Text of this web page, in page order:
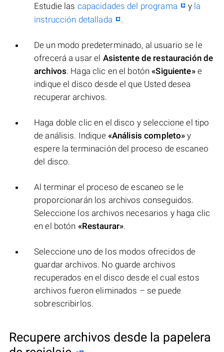
Estudie las capacidades del programa y la
instrucción detallada
.
De un modo predeterminado, al usuario se le
ofrecerá a usar el Asistente de restauración de
archivos. Haga clic en el botón«Siguiente»e
indique el disco desde el que Usted desea
recuperar archivos.
Haga doble clic en el disco y seleccione el tipo
de análisis. Indique «Análisis completo» y
espere la terminación del proceso de escaneo
del disco.
Al terminar el proceso de escaneo se le
proporcionarán los archivos conseguidos.
Seleccione los archivos necesarios y haga clic
en el botón «Restaurar».
Seleccione uno de los modos ofrecidos de
guardar archivos. No guarde archivos
recuperados en el disco desde el cual estos
archivos fueron eliminados – se puede
sobrescribirlos.
Recupere archivos desde la papelera